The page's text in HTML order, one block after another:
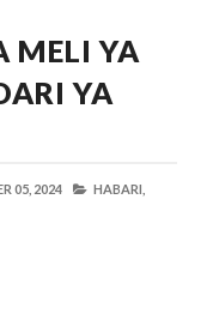
MELI YA
YA
05, 2024 HABARI,